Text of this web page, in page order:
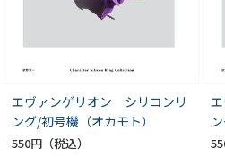
エヴァンゲリオン シリコンリ
ング/初号機（オカモト）
550円